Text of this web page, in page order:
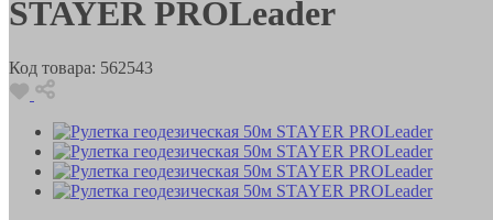
STAYER PROLeader
Код товара: 562543